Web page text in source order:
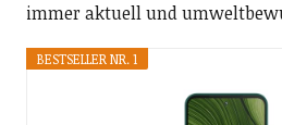
immer aktuell und
BESTSELLER NR. 1